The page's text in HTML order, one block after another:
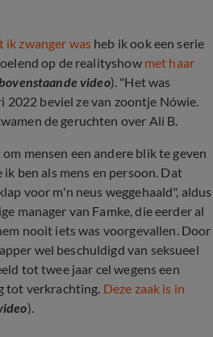
ik zwanger was heb ik ook een serie
op de realityshow met haar
video). "Het was
2022 beviel ze van zoontje Nówie.
de geruchten over Ali B.
mensen een andere blik te geven
ben als mens en persoon. Dat
voor m'n neus weggehaald", aldus
manager van Famke, die eerder al
nooit iets was voorgevallen. Door
wel beschuldigd van seksueel
tot twee jaar cel wegens een
tot verkrachting. Deze zaak is in
).
beroep Ali B is op 17